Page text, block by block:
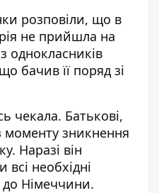
розповіли, що в
не прийшла на
однокласників
бачив її поряд зі
чекала. Батькові,
моменту зникнення
Наразі він
необхідні
до Німеччини.